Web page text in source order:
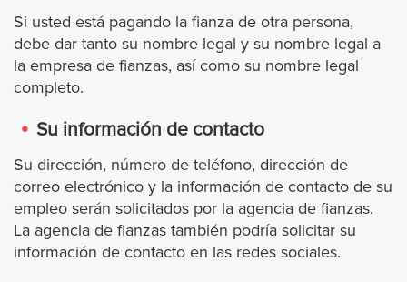
Garden Grove
Huntington Beach
Irvine
La Habra
Laguna Beach
Si usted está pagando la fianza de otra persona,
debe dar tanto su nombre legal y su nombre legal a
la empresa de fianzas, así como su nombre legal
completo.
Su información de contacto
Su dirección, número de teléfono, dirección de
correo electrónico y la información de contacto de su
empleo serán solicitados por la agencia de fianzas.
La agencia de fianzas también podría solicitar su
información de contacto en las redes sociales.